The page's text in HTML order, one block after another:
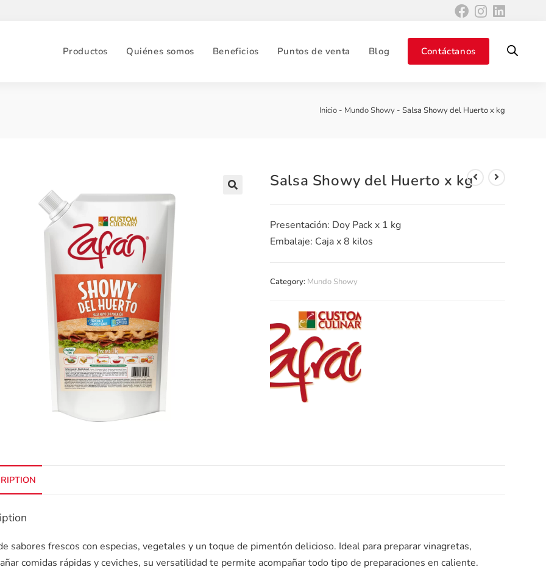
Productos Quiénes somos Beneficios Puntos de venta Blog Contáctanos
Inicio- Mundo Showy- Salsa Showy del Huerto x kg
Salsa Showy del Huerto x kg
Presentación: Doy Pack x 1 kg
Embalaje: Caja x 8 kilos
Category: Mundo Showy
sabores frescos con especias, vegetales y un toque de pimentón delicioso. Ideal para preparar vinagretas,
comidas rápidas y ceviches, su versatilidad te permite acompañar todo tipo de preparaciones en caliente.